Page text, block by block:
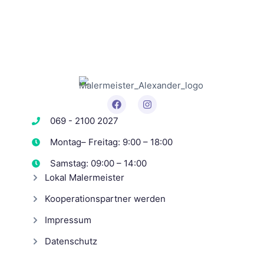
069 - 2100 2027
Montag– Freitag: 9:00 – 18:00
Samstag: 09:00 – 14:00
Lokal Malermeister
Kooperationspartner werden
Impressum
Datenschutz